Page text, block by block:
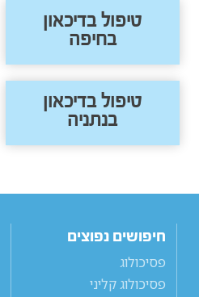
טיפול בדיכאון
בחיפה
טיפול בדיכאון
בנתניה
חיפושים נפוצים
פסיכולוג
פסיכולוג קליני